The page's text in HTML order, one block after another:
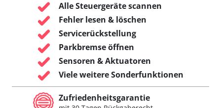
Alle Steuergeräte scannen
Fehler lesen & löschen
Servicerückstellung
Parkbremse öffnen
Sensoren & Aktuatoren
Viele weitere Sonderfunktionen
Zufriedenheitsgarantie